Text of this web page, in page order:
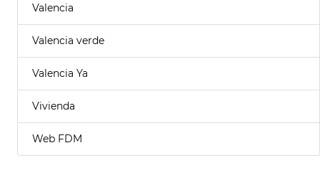
Valencia
Valencia verde
Valencia Ya
Vivienda
Web FDM